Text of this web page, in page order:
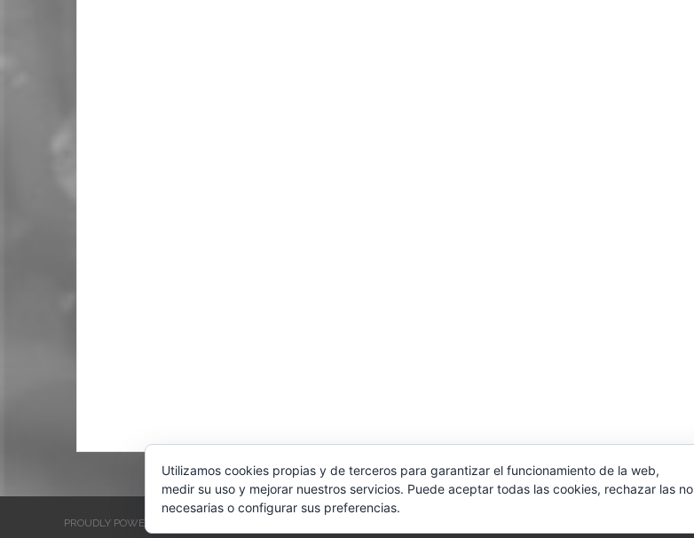
PROUDLY POWERED BY WORDPRESS
Utilizamos cookies propias y de terceros para garantizar el funcionamiento de la web,
medir su uso y mejorar nuestros servicios. Puede aceptar todas las cookies, rechazar las no
necesarias o configurar sus preferencias.